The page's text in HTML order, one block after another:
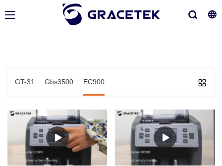
GT-31 Gbs3500 EC900